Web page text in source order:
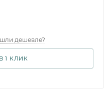
дешевле?
1 КЛИК